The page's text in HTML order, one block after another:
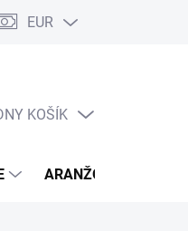
EUR
NÁKUPNÝ
KOŠÍK
ARANŽOVACÍ